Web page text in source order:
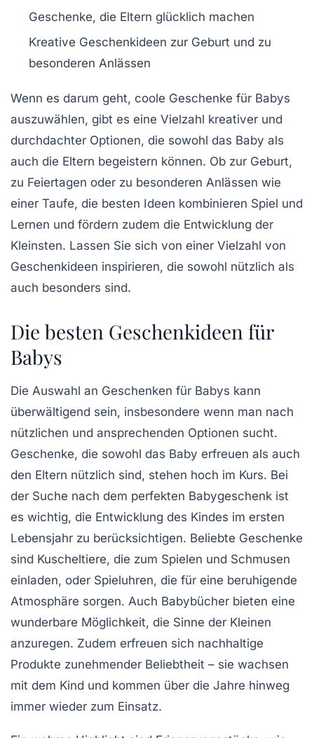
Geschenke, die Eltern glücklich machen
Kreative Geschenkideen zur Geburt und zu
besonderen Anlässen
Wenn es darum geht, coole Geschenke für Babys
auszuwählen, gibt es eine Vielzahl kreativer und
durchdachter Optionen, die sowohl das Baby als
auch die Eltern begeistern können. Ob zur Geburt,
zu Feiertagen oder zu besonderen Anlässen wie
einer Taufe, die besten Ideen kombinieren Spiel und
Lernen und fördern zudem die Entwicklung der
Kleinsten. Lassen Sie sich von einer Vielzahl von
Geschenkideen inspirieren, die sowohl nützlich als
auch besonders sind.
Die besten Geschenkideen für
Babys
Die Auswahl an Geschenken für Babys kann
überwältigend sein, insbesondere wenn man nach
nützlichen und ansprechenden Optionen sucht.
Geschenke, die sowohl das Baby erfreuen als auch
den Eltern nützlich sind, stehen hoch im Kurs. Bei
der Suche nach dem perfekten Babygeschenk ist
es wichtig, die Entwicklung des Kindes im ersten
Lebensjahr zu berücksichtigen. Beliebte Geschenke
sind Kuscheltiere, die zum Spielen und Schmusen
einladen, oder Spieluhren, die für eine beruhigende
Atmosphäre sorgen. Auch Babybücher bieten eine
wunderbare Möglichkeit, die Sinne der Kleinen
anzuregen. Zudem erfreuen sich nachhaltige
Produkte zunehmender Beliebtheit – sie wachsen
mit dem Kind und kommen über die Jahre hinweg
immer wieder zum Einsatz.